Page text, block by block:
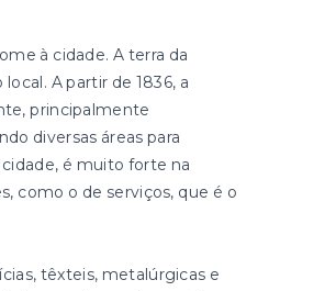
à cidade. A terra da
A partir de 1836, a
principalmente
diversas áreas para
é muito forte na
como o de serviços, que é o
têxteis, metalúrgicas e